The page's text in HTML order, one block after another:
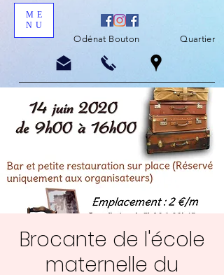
ME
NU
Odénat Bouton Quartier
Brocante de l'école
maternelle du